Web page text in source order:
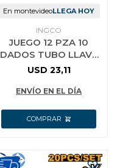
En montevideoLLEGA HOY
INGCO
JUEGO 12 PZA 10
DADOS TUBO LLAVE
CRIQUE 1/4´´ INGCO
USD 23,11
ENVÍO EN EL DÍA